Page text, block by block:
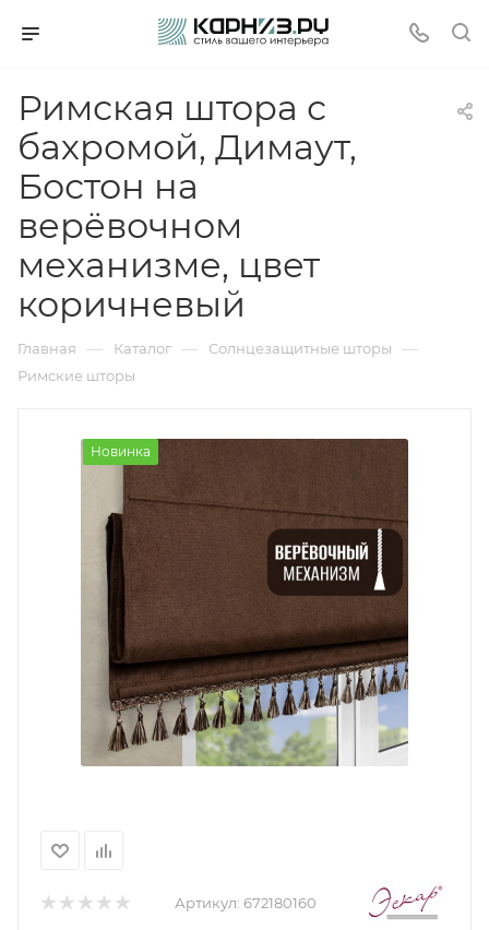
Римская штора с
бахромой, Димаут,
Бостон на
верёвочном
механизме, цвет
коричневый
Главная — Каталог — Солнцезащитные шторы —
Римские шторы
Новинка
Артикул: 672180160